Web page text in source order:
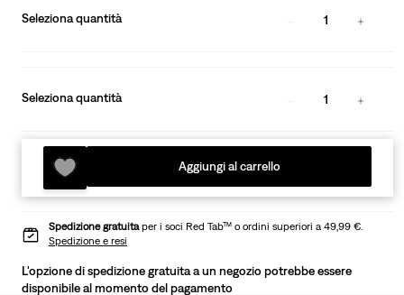
Seleziona quantità 1
Seleziona quantità 1
Aggiungi al carrello
Spedizione gratuitaper i soci Red Tab™ o ordini superiori a 49,99 €.
Spedizione e resi
L'opzione di spedizione gratuita a un negozio potrebbe essere
disponibile al momento del pagamento